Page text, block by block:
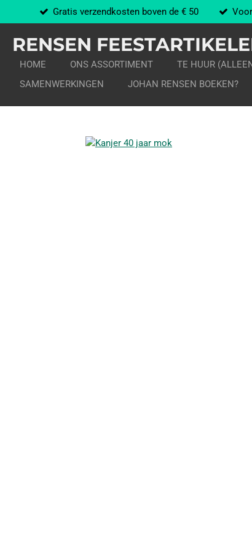
direct
naar
de
hoofdinhoud
Gratis verzendkosten boven de € 50
RENSEN
HOME ONS ASSORTIMENT TE HUUR
SAMENWERKINGEN
JOHAN RENSEN BOEKEN?